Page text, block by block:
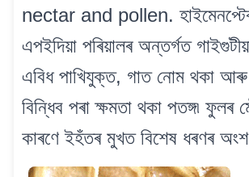
nectar and pollen.
এপইদিয়া পৰিয়ালৰ অন্তৰ্গত
এবিধ পাখিযুক্ত, গাত নোম থকা আৰু
বিন্ধিব পৰা ক্ষমতা থকা পতঙ্গ৷ ফুলৰ
কাৰণে ইহঁতৰ মুখত বিশেষ ধৰণৰ অংশ